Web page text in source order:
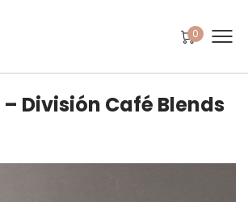
0
División Café Blends